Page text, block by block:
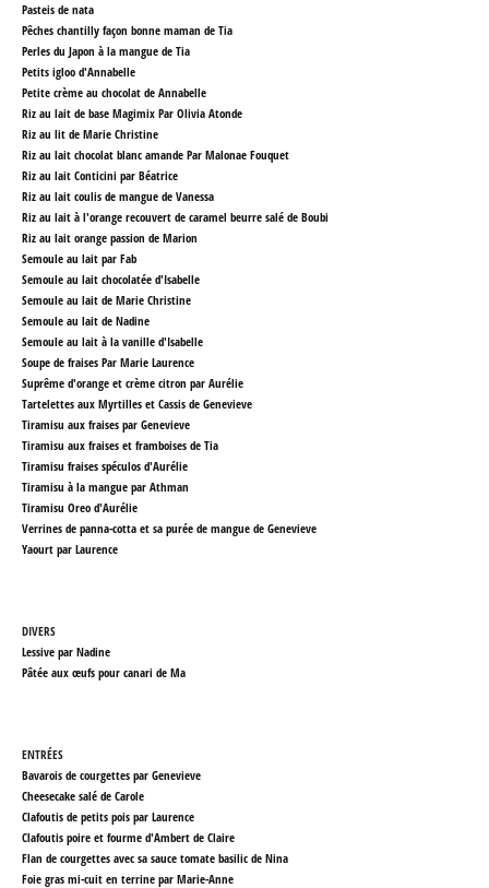
Pasteis de nata
Pêches chantilly façon bonne maman de Tia
Perles du Japon à la mangue de Tia
Petits igloo d'Annabelle
Petite crème au chocolat de Annabelle
Riz au lait de base Magimix Par Olivia Atonde
Riz au lit de Marie Christine
Riz au lait chocolat blanc amande Par Malonae Fouquet
Riz au lait Conticini par Béatrice
Riz au lait coulis de mangue de Vanessa
Riz au lait à l'orange recouvert de caramel beurre salé de Boubi
Riz au lait orange passion de Marion
Semoule au lait par Fab
Semoule au lait chocolatée d'Isabelle
Semoule au lait de Marie Christine
Semoule au lait de Nadine
Semoule au lait à la vanille d'Isabelle
Soupe de fraises Par Marie Laurence
Suprême d'orange et crème citron par Aurélie
Tartelettes aux Myrtilles et Cassis de Genevieve
Tiramisu aux fraises par Genevieve
Tiramisu aux fraises et framboises de Tia
Tiramisu fraises spéculos d'Aurélie
Tiramisu à la mangue par Athman
Tiramisu Oreo d'Aurélie
Verrines de panna-cotta et sa purée de mangue de Genevieve
Yaourt par Laurence
DIVERS
Lessive par Nadine
Pâtée aux œufs pour canari de Ma
ENTRÉES
Bavarois de courgettes par Genevieve
Cheesecake salé de Carole
Clafoutis de petits pois par Laurence
Clafoutis poire et fourme d'Ambert de Claire
Flan de courgettes avec sa sauce tomate basilic de Nina
Foie gras mi-cuit en terrine par Marie-Anne